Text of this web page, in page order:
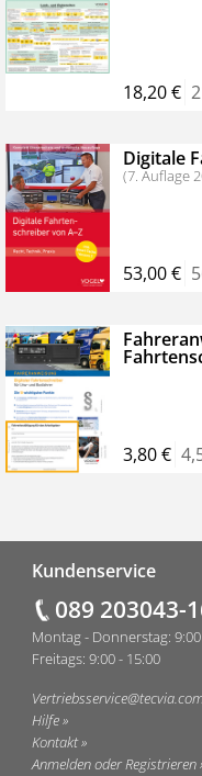
Bestellen Sie jetzt das
Kennenlern-Abo für
Monaten brauchen
Abonnement endet
weiteren
18,20 €
Digitale
(7. Auflage
53,00 €
3,80 €
Kundenservice
089 203043-
Montag - Donnerstag:
Freitags: 9:00 - 15:00
Hilfe
Kontakt
Anmelden oder Registrieren